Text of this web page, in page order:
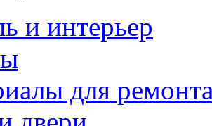
и интерьер
для